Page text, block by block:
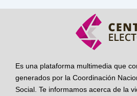
Es una plataforma multimedia que
generados por la Coordinación
Social. Te informamos acerca de la